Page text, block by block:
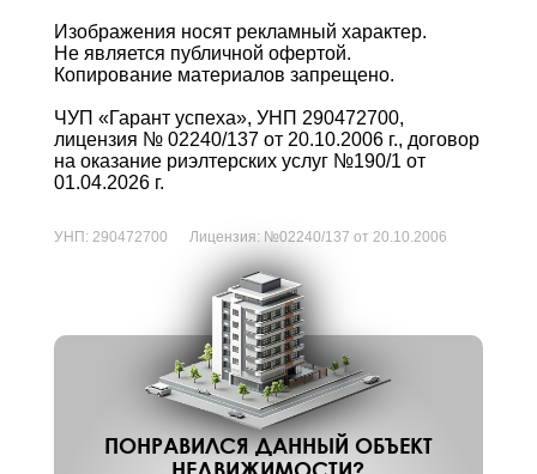
Изображения носят рекламный характер.
Не является публичной офертой.
Копирование материалов запрещено.
ЧУП «Гарант успеха», УНП 290472700,
лицензия № 02240/137 от 20.10.2006 г., договор
на оказание риэлтерских услуг №190/1 от
01.04.2026 г.
УНП: 290472700 Лицензия: №02240/137 от 20.10.2006
ПОНРАВИЛСЯ ДАННЫЙ ОБЪЕКТ